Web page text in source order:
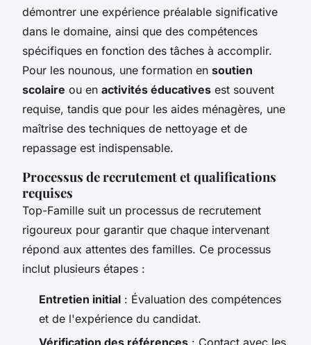
démontrer une expérience préalable significative
dans le domaine, ainsi que des compétences
spécifiques en fonction des tâches à accomplir.
Pour les nounous, une formation en soutien
scolaire ou en activités éducatives est souvent
requise, tandis que pour les aides ménagères, une
maîtrise des techniques de nettoyage et de
repassage est indispensable.
Processus de recrutement et qualifications
requises
Top-Famille suit un processus de recrutement
rigoureux pour garantir que chaque intervenant
répond aux attentes des familles. Ce processus
inclut plusieurs étapes :
Entretien initial : Évaluation des compétences
et de l'expérience du candidat.